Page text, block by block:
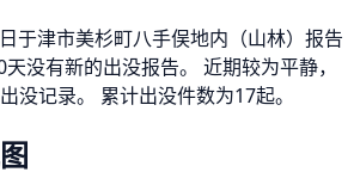
于津市美杉町八手俣地内（山林）报告
没有新的出没报告。 近期较为平静，
没记录。 累计出没件数为17起。